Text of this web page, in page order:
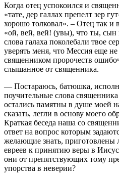
Когда отец успокоился и
«тате, дер галлах препелт зер
хорошо толковал». – Отец так и
«ой, вей, вей! (увы), что ты,
слова галаха поколебали твое
уверять меня, что Мессия еще
священником пророчеств
слышанное от священника.
— Постараюсь, батюшка,
поучительные слова
остались памятны в душе моей
сказать, легли в основу моего
Краткая беседа наша со
ответ на вопрос которым
желающие знать,
евреев к принятию веры в
они от препятствующих тому
упорства в неверии?